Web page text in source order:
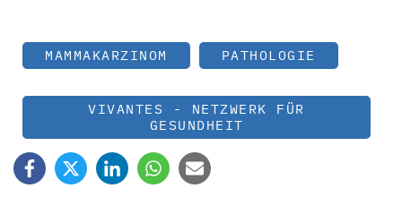
MAMMAKARZINOM PATHOLOGIE
VIVANTES - NETZWERK FÜR
GESUNDHEIT